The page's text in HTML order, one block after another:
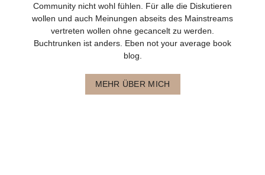
Community nicht wohl fühlen. Für alle die Diskutieren
wollen und auch Meinungen abseits des Mainstreams
vertreten wollen ohne gecancelt zu werden.
Buchtrunken ist anders. Eben not your average book
blog.
MEHR ÜBER MICH